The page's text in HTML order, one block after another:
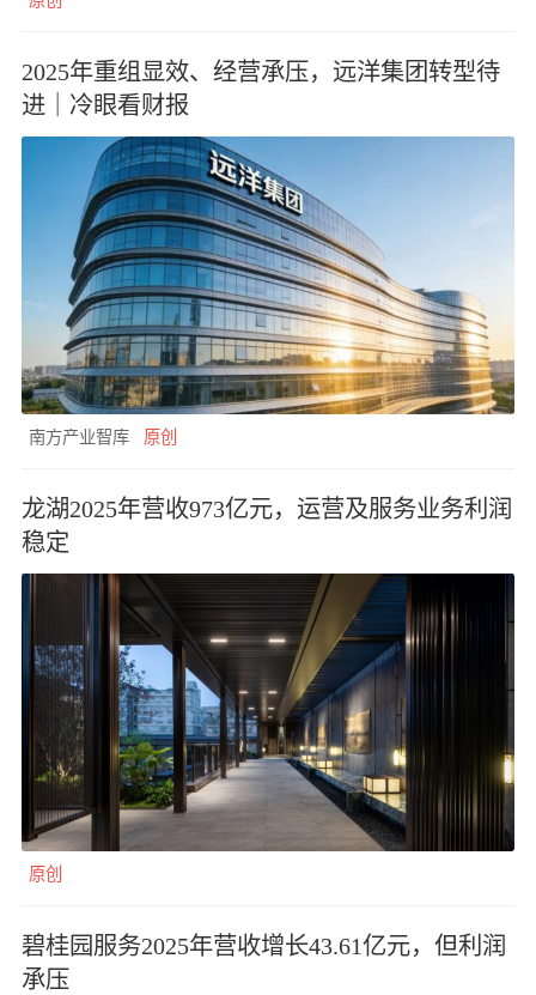
2025年重组显效、经营承压，远洋集团转型待
进｜冷眼看财报
南方产业智库 原创
龙湖2025年营收973亿元，运营及服务业务利润
稳定
原创
碧桂园服务2025年营收增长43.61亿元，但利润
承压